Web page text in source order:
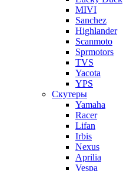
MIVI
Sanchez
Highlander
Scanmoto
Sprmotors
TVS
Yacota
YPS
Скутеры
Yamaha
Racer
Lifan
Irbis
Nexus
Aprilia
Vespa